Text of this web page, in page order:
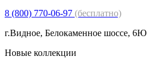
8 (800) 770-06-97 (бесплатно)
г.Видное, Белокаменное шоссе, 6Ю
Новые коллекции